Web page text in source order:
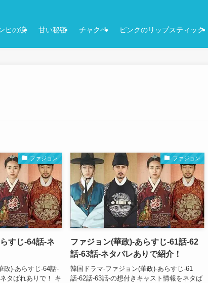
ヒの涙 甘い秘密 チャクペ ピンクのリップスティック
ファジョン
すじ-64話-ネ
政)-あらすじ-64話-
タばれありで！ キ
ファジョン
ファジョン(華政)-あらすじ-61話-62
話-63話-ネタバレありで紹介！
韓国ドラマ-ファジョン(華政)-あらすじ-61
話-62話-63話-の想付きキャスト情報をネタば